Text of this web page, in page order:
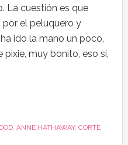
La cuestión es que
el peluquero y
ido la mano un poco,
muy bonito, eso sí,
, ANNE HATHAWAY, CORTE